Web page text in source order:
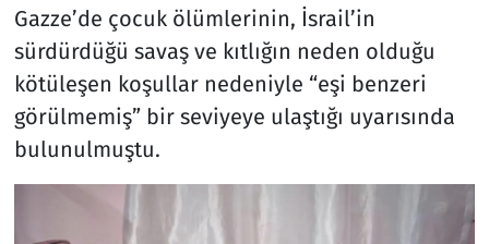
Gazze’de çocuk ölümlerinin, İsrail’in
sürdürdüğü savaş ve kıtlığın neden olduğu
kötüleşen koşullar nedeniyle “eşi benzeri
görülmemiş” bir seviyeye ulaştığı uyarısında
bulunulmuştu.